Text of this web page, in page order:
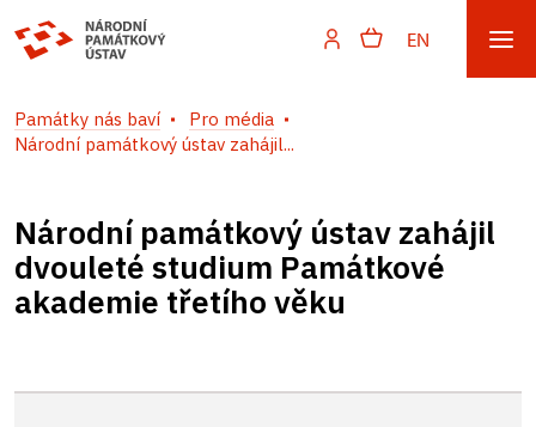
EN
Památky nás baví
Pro média
Národní památkový ústav zahájil...
Národní památkový ústav zahájil
dvouleté studium Památkové
akademie třetího věku